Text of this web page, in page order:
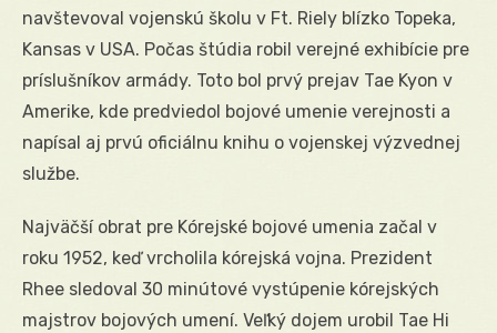
navštevoval vojenskú školu v Ft. Riely blízko Topeka,
Kansas v USA. Počas štúdia robil verejné exhibície pre
príslušníkov armády. Toto bol prvý prejav Tae Kyon v
Amerike, kde predviedol bojové umenie verejnosti a
napísal aj prvú oficiálnu knihu o vojenskej výzvednej
službe.
Najväčší obrat pre Kórejské bojové umenia začal v
roku 1952, keď vrcholila kórejská vojna. Prezident
Rhee sledoval 30 minútové vystúpenie kórejských
majstrov bojových umení. Veľký dojem urobil Tae Hi